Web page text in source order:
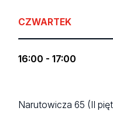
CZWARTEK
16:00 - 17:00
Narutowicza 65 (II